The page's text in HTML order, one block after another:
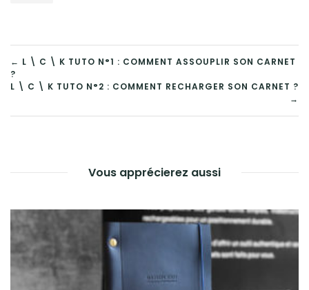
NAVIGATION
DE
← L \ C \ K TUTO N°1 : COMMENT ASSOUPLIR SON CARNET
?
L \ C \ K TUTO N°2 : COMMENT RECHARGER SON CARNET ?
→
Vous apprécierez aussi